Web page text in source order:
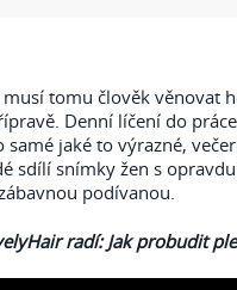
tomu člověk věnovat
Denní líčení do
jaké to výrazné,
sdílí snímky žen s
podívanou.
radí: Jak probudit